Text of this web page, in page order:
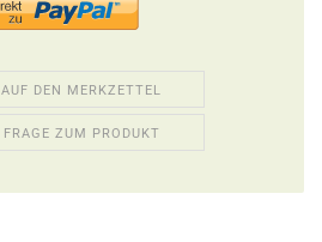
AUF DEN MERKZETTEL
FRAGE ZUM PRODUKT